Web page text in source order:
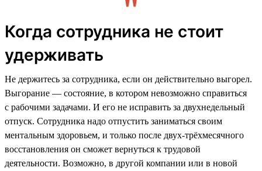
Когда сотрудника не стоит
удерживать
Не держитесь за сотрудника, если он действительно выгорел.
Выгорание — состояние, в котором невозможно справиться
с рабочими задачами. И его не исправить за двухнедельный
отпуск. Сотрудника надо отпустить заниматься своим
ментальным здоровьем, и только после двух-трёхмесячного
восстановления он сможет вернуться к трудовой
деятельности. Возможно, в другой компании или в новой